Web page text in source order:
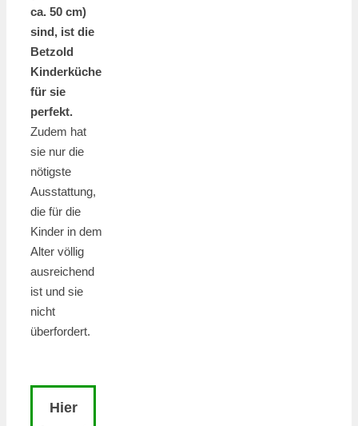
ca. 50 cm)
sind, ist die
Betzold
Kinderküche
für sie
perfekt.
Zudem hat
sie nur die
nötigste
Ausstattung,
die für die
Kinder in dem
Alter völlig
ausreichend
ist und sie
nicht
überfordert.
Hier